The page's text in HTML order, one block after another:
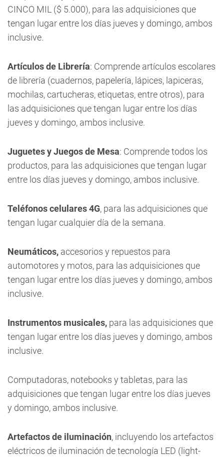
CINCO MIL ($ 5.000), para las adquisiciones que
tengan lugar entre los días jueves y domingo, ambos
inclusive.
Artículos de Librería: Comprende artículos escolares
de librería (cuadernos, papelería, lápices, lapiceras,
mochilas, cartucheras, etiquetas, entre otros), para
las adquisiciones que tengan lugar entre los días
jueves y domingo, ambos inclusive.
Juguetes y Juegos de Mesa: Comprende todos los
productos, para las adquisiciones que tengan lugar
entre los días jueves y domingo, ambos inclusive.
Teléfonos celulares 4G, para las adquisiciones que
tengan lugar cualquier día de la semana.
Neumáticos, accesorios y repuestos para
automotores y motos, para las adquisiciones que
tengan lugar entre los días jueves y domingo, ambos
inclusive.
Instrumentos musicales, para las adquisiciones que
tengan lugar entre los días jueves y domingo, ambos
inclusive.
Computadoras, notebooks y tabletas, para las
adquisiciones que tengan lugar entre los días jueves
y domingo, ambos inclusive.
Artefactos de iluminación, incluyendo los artefactos
eléctricos de iluminación de tecnología LED (light-